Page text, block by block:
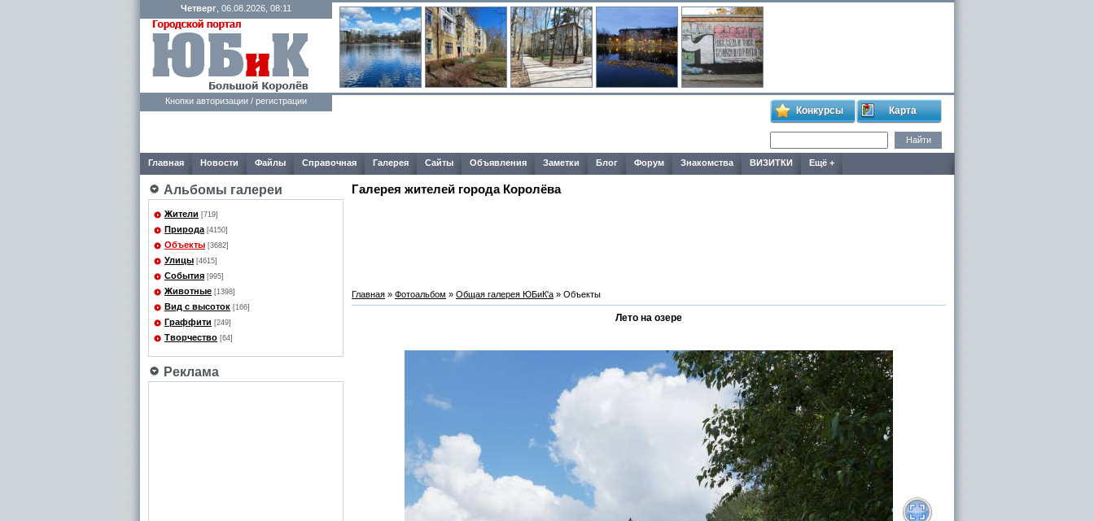
Четверг , 06.08.2026, 08:11
Кнопки авторизации / регистрации
Конкурсы Карта
Главная Новости Файлы Справочная Галерея Сайты Объявления Заметки Блог Форум Знакомства ВИЗИТКИ Ещё +
Альбомы галереи
Жители [719]
Природа [4150]
Объекты [3682]
Улицы [4615]
События [995]
Животные [1398]
Вид с высоток [166]
Граффити [249]
Творчество [64]
Реклама
Галерея жителей города Королёва
Главная » Фотоальбом » Общая галерея ЮБиК'a » Объекты
Лето на озере